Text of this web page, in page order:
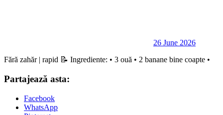
26 June 2026
Fără zahăr | rapid 📝 Ingrediente: • 3 ouă • 2 banane bine coapte •
Partajează asta:
Facebook
WhatsApp